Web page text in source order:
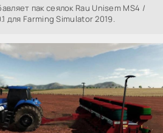
пак сеялок Rau Unisem MS4 /
для Farming Simulator 2019.